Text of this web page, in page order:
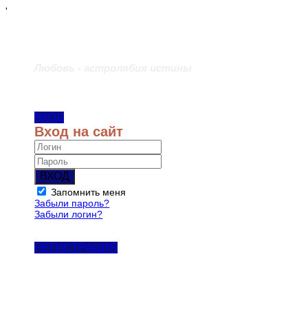
'
ВХОД
Вход на сайт
ВХОД
Запомнить меня
Забыли пароль?
Забыли логин?
РЕГИСТРАЦИЯ